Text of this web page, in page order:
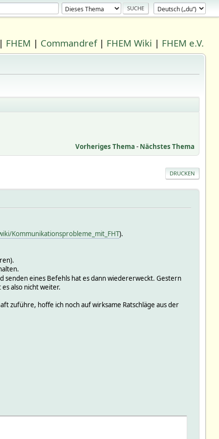
FHEM | Commandref| FHEM Wiki | FHEM e.V.
Vorheriges Thema - Nächstes Thema
DRUCKEN
Kommunikationsprobleme_mit_FHT).
senden eines Befehls hat es dann wiedererweckt. Gestern
also nicht weiter.
zuführe, hoffe ich noch auf wirksame Ratschläge aus der